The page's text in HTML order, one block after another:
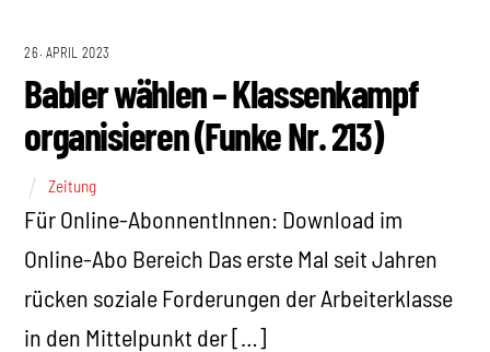
26. APRIL 2023
Babler wählen – Klassenkampf
organisieren (Funke Nr. 213)
Zeitung
Für Online-AbonnentInnen: Download im
Online-Abo Bereich Das erste Mal seit Jahren
rücken soziale Forderungen der Arbeiterklasse
in den Mittelpunkt der […]